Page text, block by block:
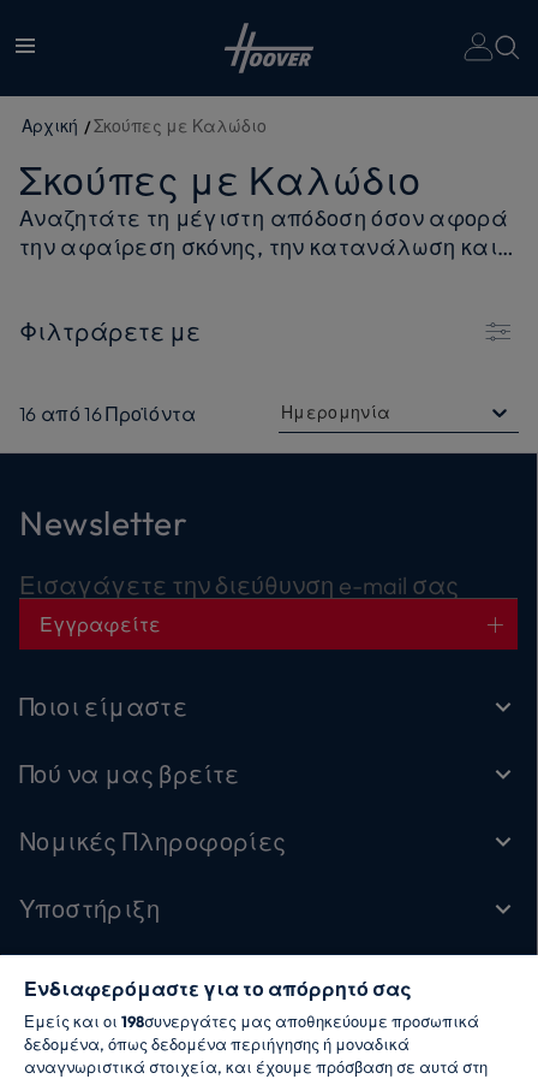
Αρχική Σκούπες με Καλώδιο
Σκούπες με Καλώδιο
Αναζητάτε τη μέγιστη απόδοση όσον αφορά
την αφαίρεση σκόνης, την κατανάλωση και
ηλεκτρική σκούπα με σακούλα ή μια
Φιλτράρετε με
16 από16Προϊόντα Ημερομηνία
Newsletter
Εισαγάγετε την διεύθυνση e-mail σας
Εγγραφείτε
Ποιοι είμαστε
Πού να μας βρείτε
Νομικές Πληροφορίες
Υποστήριξη
Ακολουθήστε μας
Ενδιαφερόμαστε για το απόρρητό σας
Εμείς και οι 198συνεργάτες μας αποθηκεύουμε προσωπικά
δεδομένα, όπως δεδομένα περιήγησης ή μοναδικά
αναγνωριστικά στοιχεία, και έχουμε πρόσβαση σε αυτά στη